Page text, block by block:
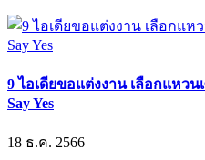
9 ไอเดียขอแต่งงาน เลือกแหว
Say Yes
18 ธ.ค. 2566